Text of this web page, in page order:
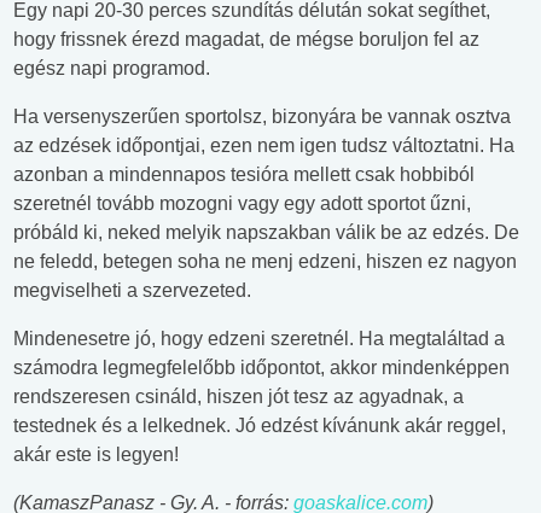
Egy napi 20-30 perces szundítás délután sokat segíthet,
hogy frissnek érezd magadat, de mégse boruljon fel az
egész napi programod.
Ha versenyszerűen sportolsz, bizonyára be vannak osztva
az edzések időpontjai, ezen nem igen tudsz változtatni. Ha
azonban a mindennapos tesióra mellett csak hobbiból
szeretnél tovább mozogni vagy egy adott sportot űzni,
próbáld ki, neked melyik napszakban válik be az edzés. De
ne feledd, betegen soha ne menj edzeni, hiszen ez nagyon
megviselheti a szervezeted.
Mindenesetre jó, hogy edzeni szeretnél. Ha megtaláltad a
számodra legmegfelelőbb időpontot, akkor mindenképpen
rendszeresen csináld, hiszen jót tesz az agyadnak, a
testednek és a lelkednek. Jó edzést kívánunk akár reggel,
akár este is legyen!
(KamaszPanasz - Gy. A. - forrás: goaskalice.com)